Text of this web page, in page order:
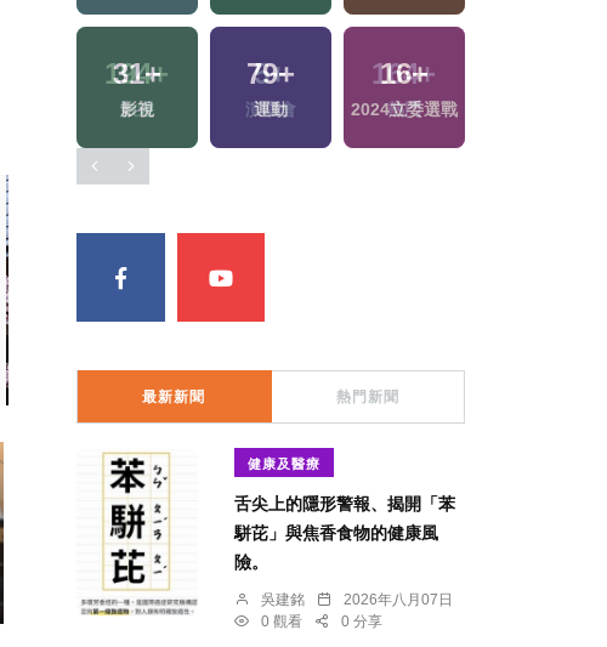
31+
影視
79+
運動
16+
2024立委選戰
最新新聞 熱門新聞
健康及醫療
舌尖上的隱形警報、揭開「苯
駢芘」與焦香食物的健康風
險。
吳建銘
2026年八月07日
0 觀看
0 分享